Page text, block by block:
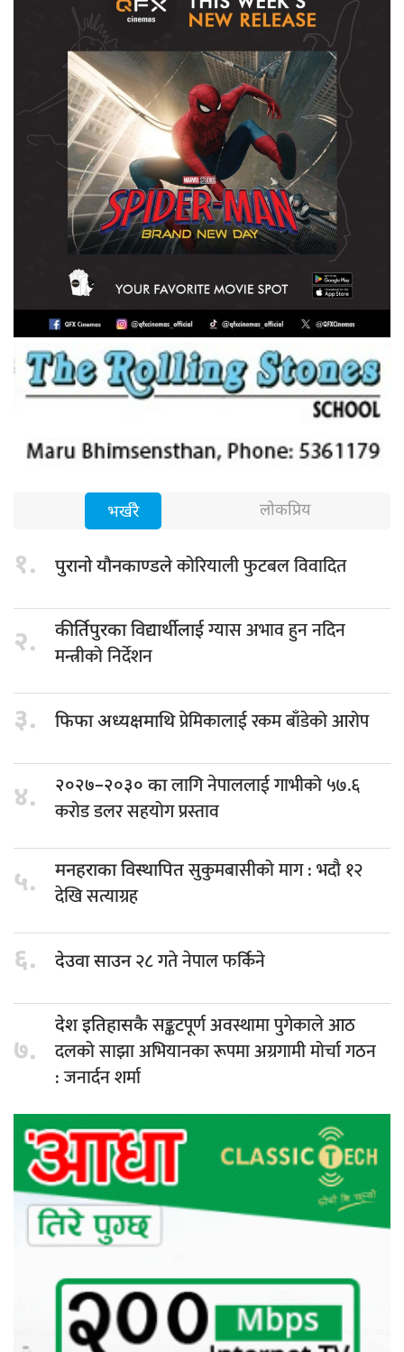
भर्खरै लोकप्रिय
१. पुरानो यौनकाण्डलेकोरियाली फुटबल विवादित
२. कीर्तिपुरका विद्यार्थीलाईग्यास अभाव हुन नदिन
मन्त्रीको निर्देशन
३. फिफा अध्यक्षमाथिप्रेमिकालाई रकम बाँडेको आरोप
४. २०२७–२०३० कालागि नेपाललाई गाभीको ५७.६
करोड डलर सहयोग प्रस्ताव
५. मनहराका विस्थापितसुकुमबासीको माग : भदौ १२
देखि सत्याग्रह
६. देउवा साउन२८ गते नेपाल फर्किने
७.
देश इतिहासकैसङ्कटपूर्ण अवस्थामा पुगेकाले आठ
दलको साझा अभियानका रूपमा अग्रगामी मोर्चा गठन
: जनार्दन शर्मा